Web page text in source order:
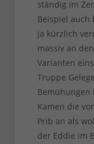
ständig im
Beispiel auch
ja kürzlich
massiv an
Varianten
Truppe
Bemühungen
Kamen die
Prib an als
der Eddie im